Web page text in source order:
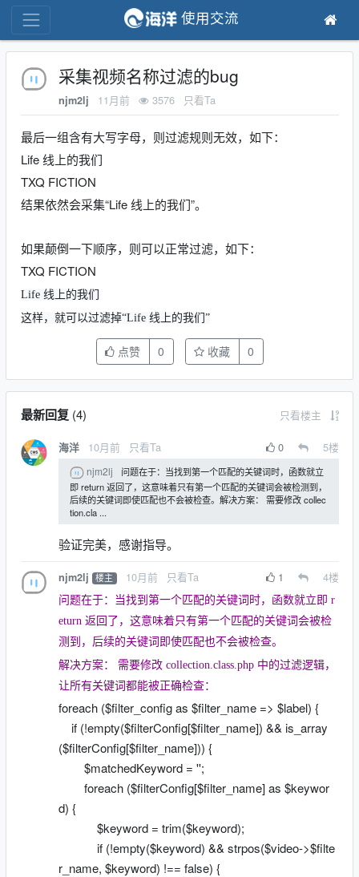
使用交流
采集视频名称过滤的bug
njm2lj 11月前 3576 只看Ta
最后一组含有大写字母，则过滤规则无效，如下：
Life 线上的我们
TXQ FICTION
结果依然会采集“Life 线上的我们”。
如果颠倒一下顺序，则可以正常过滤，如下：
TXQ FICTION
Life 线上的我们
这样，就可以过滤掉“Life 线上的我们”
点赞 0 收藏 0
最新回复(4) 只看楼主
海洋 10月前 只看Ta 0 5楼
njm2lj
问题在于：当找到第一个匹配的关键词时，函数就立
即 return 返回了，这意味着只有第一个匹配的关键词会被检测到，
后续的关键词即使匹配也不会被检查。解决方案： 需要修改 collec
tion.cla ...
验证完美，感谢指导。
njm2lj 楼主 10月前 只看Ta 1 4楼
问题在于：当找到第一个匹配的关键词时，函数就立即 r
eturn 返回了，这意味着只有第一个匹配的关键词会被检
测到，后续的关键词即使匹配也不会被检查。
解决方案： 需要修改 collection.class.php 中的过滤逻辑，
让所有关键词都能被正确检查：
foreach ($filter_config as $filter_name => $label) {
if (!empty($filterConfig[$filter_name]) && is_array
($filterConfig[$filter_name])) {
$matchedKeyword = '';
foreach ($filterConfig[$filter_name] as $keywor
d) {
$keyword = trim($keyword);
if (!empty($keyword) && strpos($video->$filte
r_name, $keyword) !== false) {